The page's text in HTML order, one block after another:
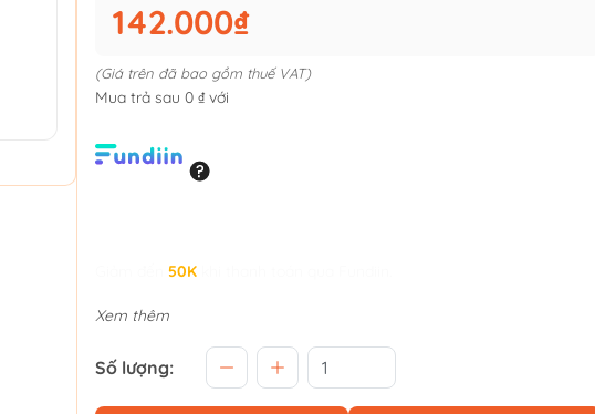
142.000₫
(Giá trên đã bao gồm thuế VAT)
Mua trả sau 0 ₫ với
50K
Xem thêm
Số lượng: